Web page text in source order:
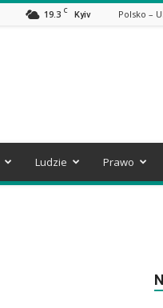
19.3 C Kyiv Polsko –
Ludzie Prawo